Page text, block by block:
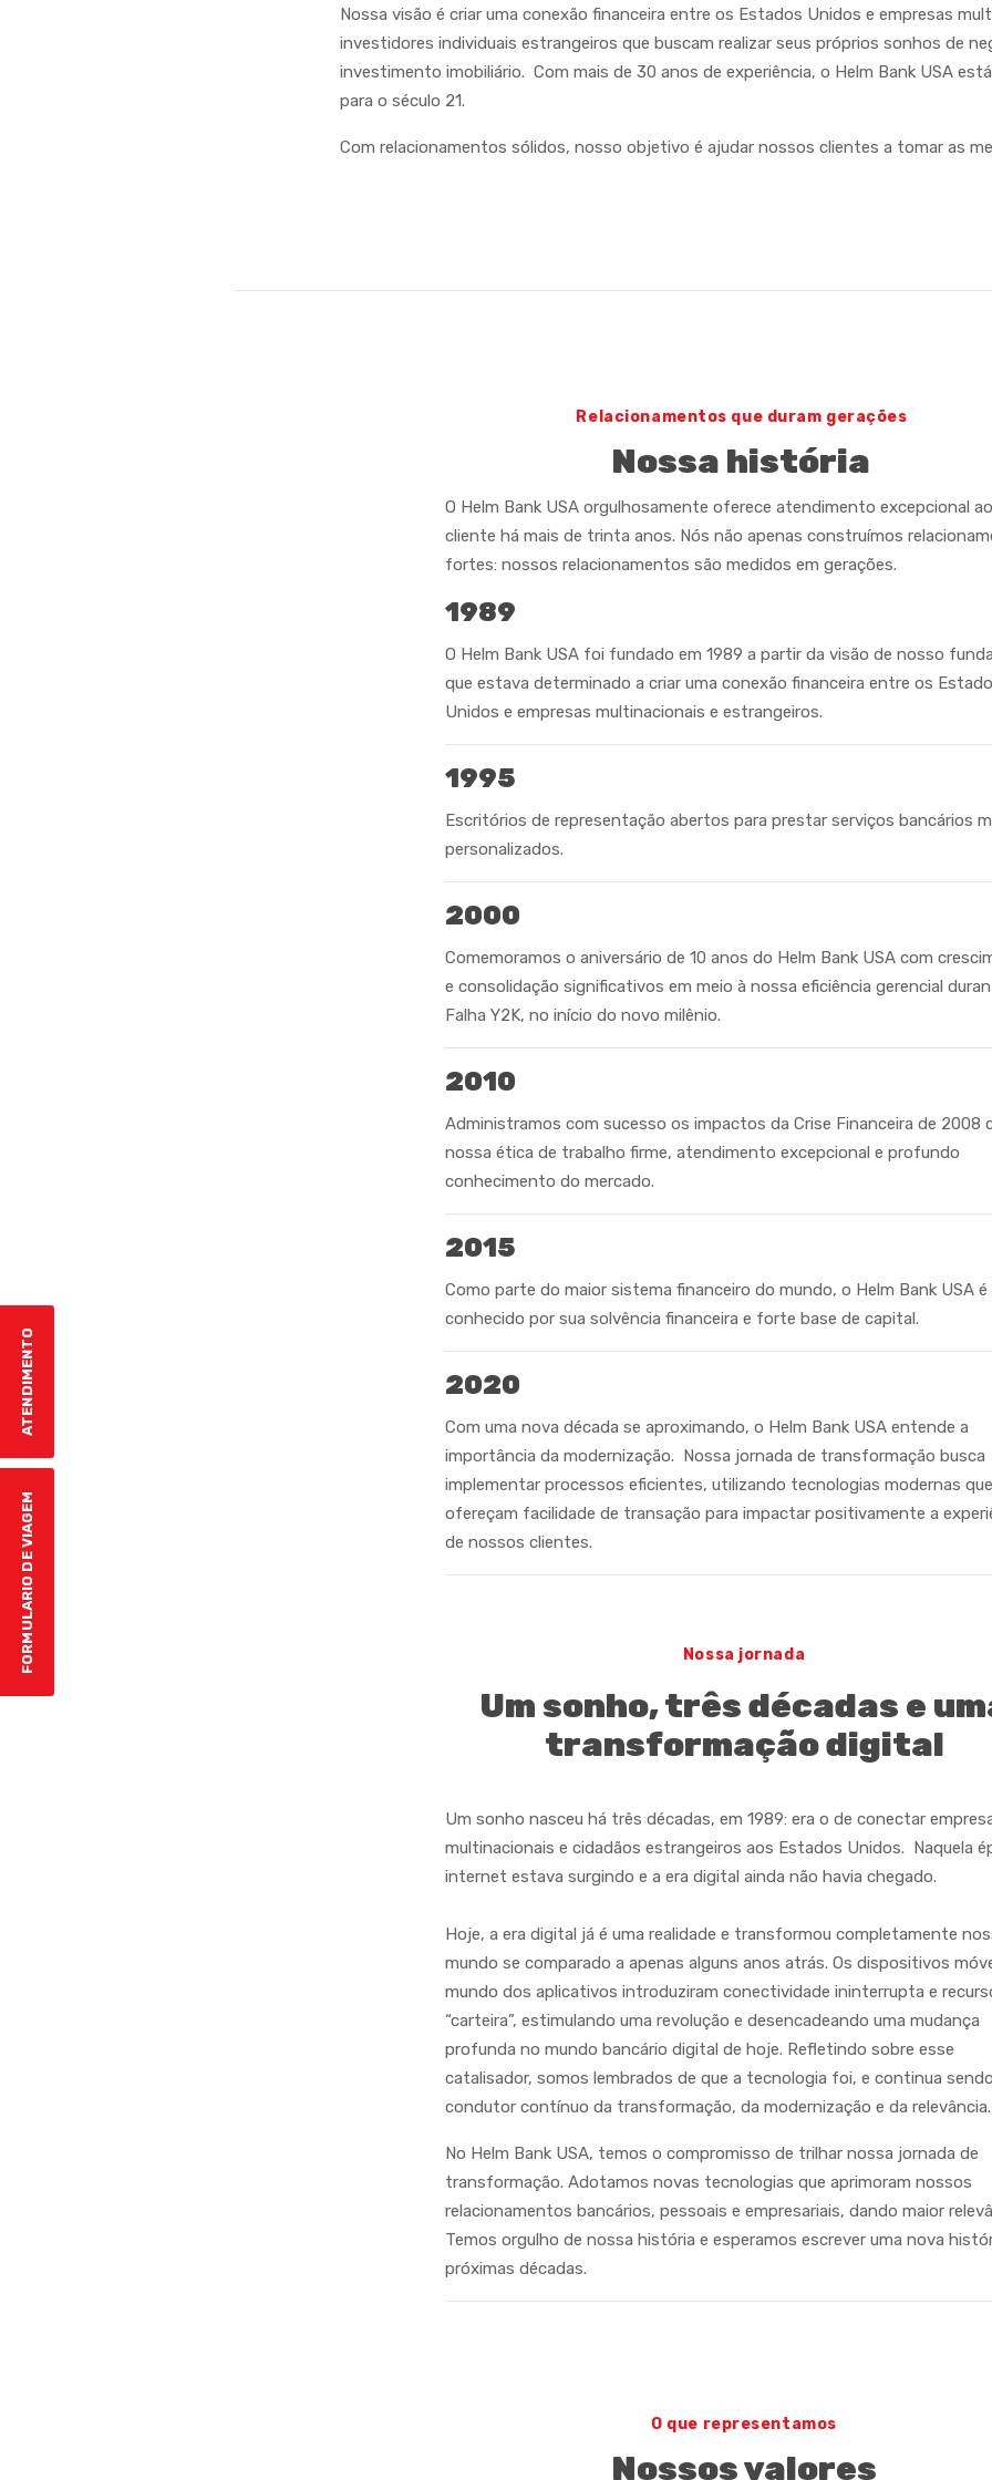
ATENDIMENTO
FORMULARIO DE VIAGEM
Nossa visão é criar uma conexão financeira entre os Estados Unidos e empresas
investidores individuais estrangeiros que buscam realizar seus próprios sonhos de
investimento imobiliário. Com mais de 30 anos de experiência, o Helm Bank USA
para o século 21.
Com relacionamentos sólidos, nosso objetivo é ajudar nossos clientes a tomar as
Relacionamentos que duram gerações
Nossa história
O Helm Bank USA orgulhosamente oferece atendimento excepcional ao
cliente há mais de trinta anos. Nós não apenas construímos
fortes: nossos relacionamentos são medidos em gerações.
1989
O Helm Bank USA foi fundado em 1989 a partir da visão de nosso
que estava determinado a criar uma conexão financeira entre os
Unidos e empresas multinacionais e estrangeiros.
1995
Escritórios de representação abertos para prestar serviços bancários
personalizados.
2000
Comemoramos o aniversário de 10 anos do Helm Bank USA com
e consolidação significativos em meio à nossa eficiência gerencial
Falha Y2K, no início do novo milênio.
2010
Administramos com sucesso os impactos da Crise Financeira de 2008
nossa ética de trabalho firme, atendimento excepcional e profundo
conhecimento do mercado.
2015
Como parte do maior sistema financeiro do mundo, o Helm Bank USA é
conhecido por sua solvência financeira e forte base de capital.
2020
Com uma nova década se aproximando, o Helm Bank USA entende a
importância da modernização. Nossa jornada de transformação busca
implementar processos eficientes, utilizando tecnologias modernas que
ofereçam facilidade de transação para impactar positivamente a
de nossos clientes.
Nossa jornada
Um sonho, três décadas e
transformação digital
Um sonho nasceu há três décadas, em 1989: era o de conectar
multinacionais e cidadãos estrangeiros aos Estados Unidos. Naquela
internet estava surgindo e a era digital ainda não havia chegado.
Hoje, a era digital já é uma realidade e transformou completamente
mundo se comparado a apenas alguns anos atrás. Os dispositivos
mundo dos aplicativos introduziram conectividade ininterrupta e
“carteira”, estimulando uma revolução e desencadeando uma mudança
profunda no mundo bancário digital de hoje. Refletindo sobre esse
catalisador, somos lembrados de que a tecnologia foi, e continua
condutor contínuo da transformação, da modernização e da relevância.
No Helm Bank USA, temos o compromisso de trilhar nossa jornada de
transformação. Adotamos novas tecnologias que aprimoram nossos
relacionamentos bancários, pessoais e empresariais, dando maior
Temos orgulho de nossa história e esperamos escrever uma nova
próximas décadas.
O que representamos
Nossos valores